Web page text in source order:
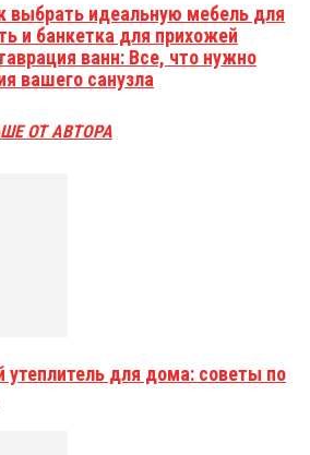
выбрать идеальную мебель для
и банкетка для прихожей
ванн: Все, что нужно
вашего санузла
ОТ АВТОРА
для дома: советы по